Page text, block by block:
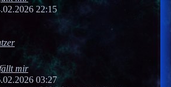
22:15
mir
03:27